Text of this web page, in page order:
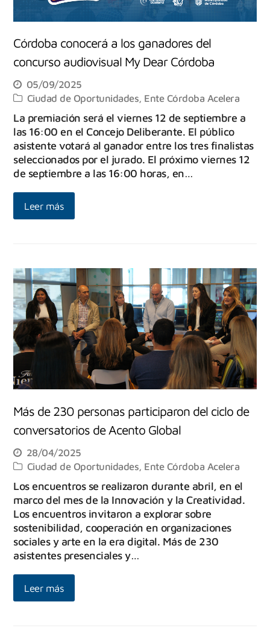
Córdoba conocerá a los ganadores del
concurso audiovisual My Dear Córdoba
05/09/2025
Ciudad de Oportunidades, Ente Córdoba Acelera
La premiación será el viernes 12 de septiembre a
las 16:00 en el Concejo Deliberante. El público
asistente votará al ganador entre los tres finalistas
seleccionados por el jurado. El próximo viernes 12
de septiembre a las 16:00 horas, en…
Leer más
Más de 230 personas participaron del ciclo de
conversatorios de Acento Global
28/04/2025
Ciudad de Oportunidades Ente Córdoba Acelera
Los encuentros se realizaron durante abril, en el
marco del mes de la Innovación y la Creatividad.
Los encuentros invitaron a explorar sobre
sostenibilidad, cooperación en organizaciones
sociales y arte en la era digital. Más de 230
asistentes presenciales y…
Leer más